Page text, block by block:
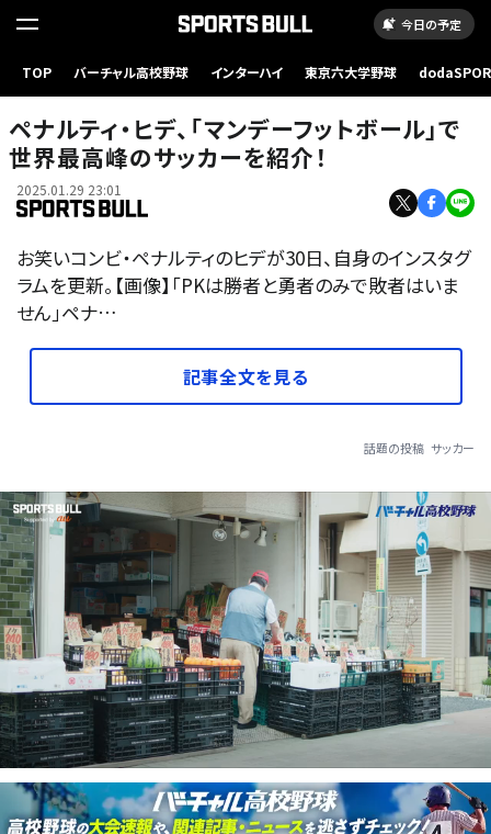
今日の予定
TOP バーチャル高校野球 インターハイ 東京六大学野球
ペナルティ・ヒデ、「マンデーフットボール」で
世界最高峰のサッカーを紹介！
2025.01.29 23:01
お笑いコンビ・ペナルティのヒデが30日、自身のインスタグ
ラムを更新。【画像】「PKは勝者と勇者のみで敗者はいま
せん」ペナ…
記事全文を見る
話題の投稿 サッカー